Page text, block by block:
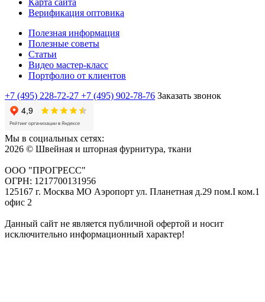
Карта сайта
Верификация оптовика
Полезная информация
Полезные советы
Статьи
Видео мастер-класс
Портфолио от клиентов
+7 (495) 228-72-27 +7 (495) 902-78-76 Заказать звонок
Мы в социальных сетях:
2026 © Швейная и шторная фурнитура, ткани
ООО "ПРОГРЕСС"
ОГРН: 1217700131956
125167 г. Москва МО Аэропорт ул. Планетная д.29 пом.I ком.1
офис 2
Данный сайт не является публичной офертой и носит
исключительно информационный характер!